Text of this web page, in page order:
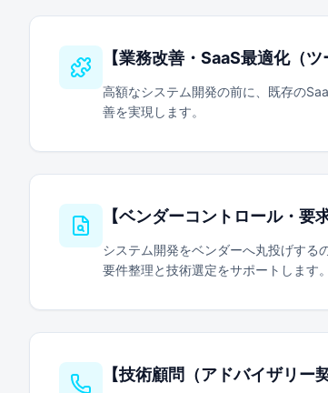
【業務改善・SaaS最適化（ツ
高額なシステム開発の前に、既存の
善を実現します。
【ベンダーコントロール・要
システム開発をベンダーへ丸投げする
要件整理と技術選定をサポートします。
【技術顧問（アドバイザリー契